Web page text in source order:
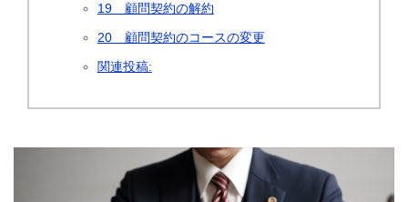
19 顧問契約の解約
20 顧問契約のコースの変更
関連投稿: